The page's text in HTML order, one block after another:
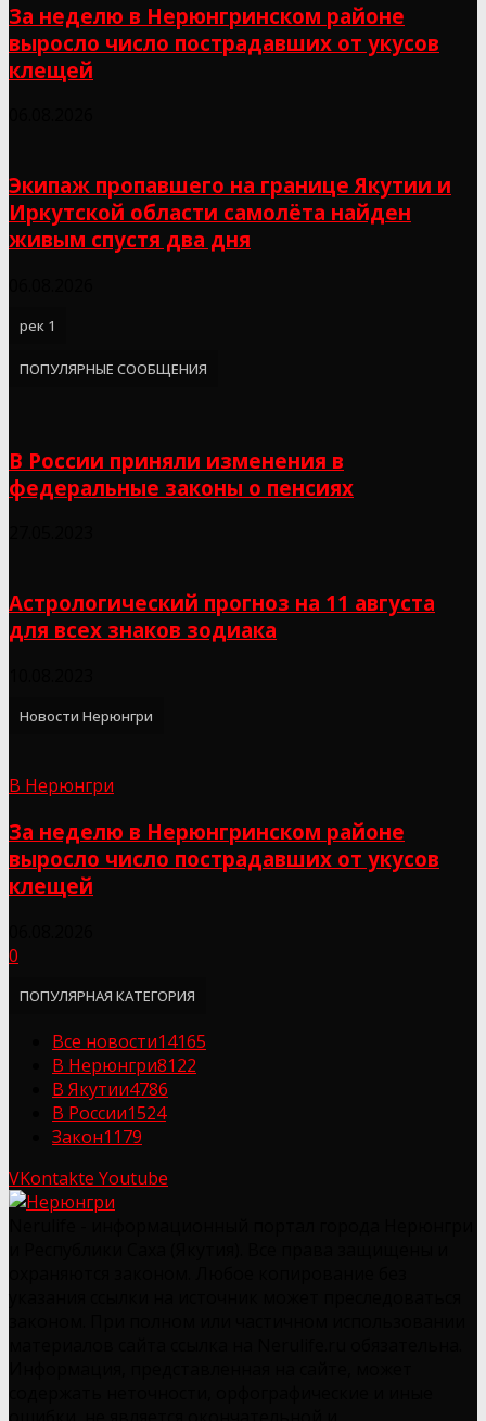
За неделю в Нерюнгринском районе
выросло число пострадавших от укусов
клещей
Экипаж пропавшего на границе Якутии и
Иркутской области самолёта найден
живым спустя два дня
рек 1
ПОПУЛЯРНЫЕ СООБЩЕНИЯ
В России приняли изменения в
федеральные законы о пенсиях
Астрологический прогноз на 11 августа
для всех знаков зодиака
Новости Нерюнгри
В Нерюнгри
За неделю в Нерюнгринском районе
выросло число пострадавших от укусов
клещей
0
ПОПУЛЯРНАЯ КАТЕГОРИЯ
Все новости14165
В Нерюнгри8122
В Якутии4786
В России1524
Закон1179
VKontakte Youtube